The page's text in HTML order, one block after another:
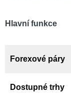
Hlavní funkce
Forexové páry
Dostupné trhy